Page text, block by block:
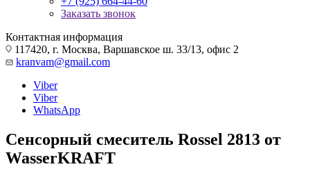
Заказать звонок
Контактная информация
117420, г. Москва, Варшавское ш. 33/13, офис 2
kranvam@gmail.com
Viber
Viber
WhatsApp
Сенсорный смеситель Rossel 2813 от
WasserKRAFT